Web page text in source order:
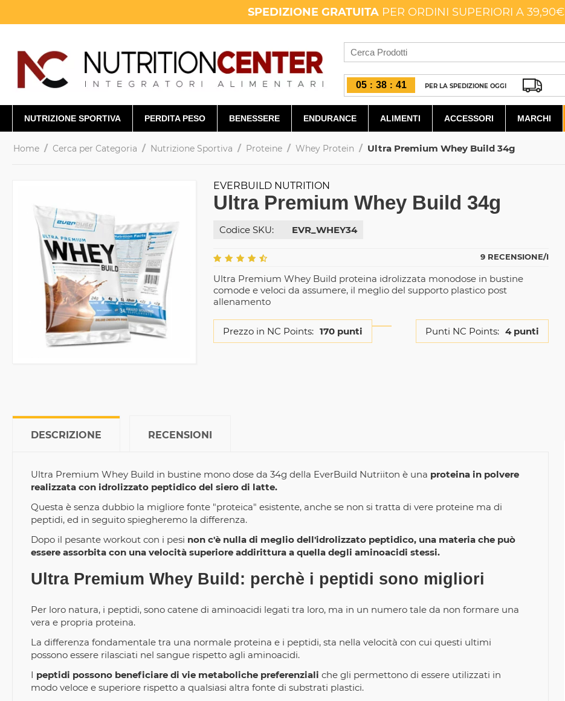
SPEDIZIONE GRATUITA PER ORDINI SUPERIORI A 39,90€
05 : 38 : 40 PER LA SPEDIZIONE OGGI
NUTRIZIONE SPORTIVA PERDITA PESO BENESSERE ENDURANCE ALIMENTI ACCESSORI MARCHI
Home / Cerca per Categoria / Nutrizione Sportiva / Proteine / Whey Protein / Ultra Premium Whey Build 34g
EVERBUILD NUTRITION
Ultra Premium Whey Build 34g
Codice SKU: EVR_WHEY34
9 RECENSIONE/I
Ultra Premium Whey Build proteina idrolizzata monodose in bustine
comode e veloci da assumere, il meglio del supporto plastico post
allenamento
Prezzo in NC Points: 170 punti Punti NC Points: 4 punti
DESCRIZIONE RECENSIONI
Ultra Premium Whey Build in bustine mono dose da 34g della EverBuild Nutriiton è una proteina in polvere
realizzata con idrolizzato peptidico del siero di latte.
Questa è senza dubbio la migliore fonte "proteica" esistente, anche se non si tratta di vere proteine ma di
peptidi, ed in seguito spiegheremo la differenza.
Dopo il pesante workout con i pesi non c'è nulla di meglio dell'idrolizzato peptidico, una materia che può
essere assorbita con una velocità superiore addirittura a quella degli aminoacidi stessi.
Ultra Premium Whey Build: perchè i peptidi sono migliori
Per loro natura, i peptidi, sono catene di aminoacidi legati tra loro, ma in un numero tale da non formare una
vera e propria proteina.
La differenza fondamentale tra una normale proteina e i peptidi, sta nella velocità con cui questi ultimi
possono essere rilasciati nel sangue rispetto agli aminoacidi.
I peptidi possono beneficiare di vie metaboliche preferenziali che gli permettono di essere utilizzati in
modo veloce e superiore rispetto a qualsiasi altra fonte di substrati plastici.